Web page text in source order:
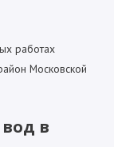
работах
Московской
в